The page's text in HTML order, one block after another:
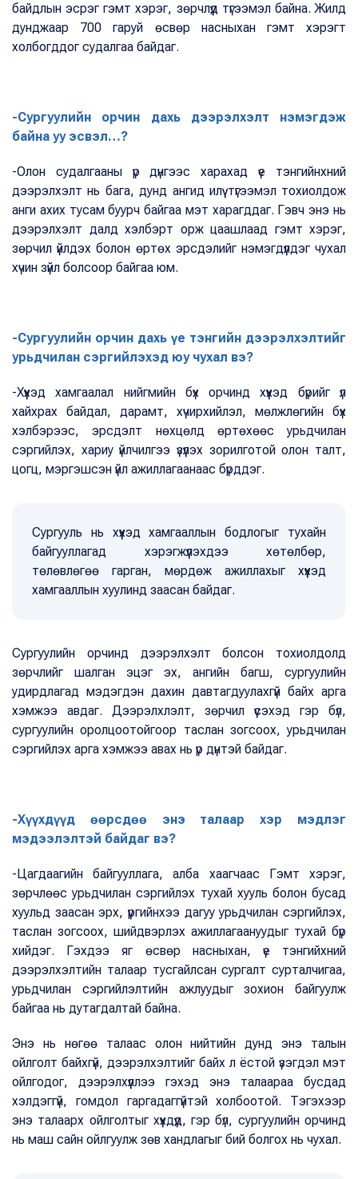
байдлын эсрэг гэмт хэрэг, зөрчлүүд түгээмэл байна. Жилд
дунджаар 700 гаруй өсвөр насныхан гэмт хэрэгт
холбогддог судалгаа байдаг.
-Сургуулийн орчин дахь дээрэлхэлт нэмэгдэж
байна уу эсвэл…?
-Олон судалгааны үр дүнгээс харахад үе тэнгийнхний
дээрэлхэлт нь бага, дунд ангид илүү түгээмэл тохиолдож
анги ахих тусам буурч байгаа мэт харагддаг. Гэвч энэ нь
дээрэлхэлт далд хэлбэрт орж цаашлаад гэмт хэрэг,
зөрчил үйлдэх болон өртөх эрсдэлийг нэмэгдүүлдэг чухал
хүчин зүйл болсоор байгаа юм.
-Сургуулийн орчин дахь үе тэнгийн дээрэлхэлтийг
урьдчилан сэргийлэхэд юу чухал вэ?
-Хүүхэд хамгаалал нийгмийн бүх орчинд хүүхэд бүрийг үл
хайхрах байдал, дарамт, хүчирхийлэл, мөлжлөгийн бүх
хэлбэрээс, эрсдэлт нөхцөлд өртөхөөс урьдчилан
сэргийлэх, хариу үйлчилгээ үзүүлэх зорилготой олон талт,
цогц, мэргэшсэн үйл ажиллагаанаас бүрддэг.
Сургууль нь хүүхэд хамгааллын бодлогыг тухайн
байгууллагад хэрэгжүүлэхдээ хөтөлбөр,
төлөвлөгөө гарган, мөрдөж ажиллахыг хүүхэд
хамгааллын хуулинд заасан байдаг.
Сургуулийн орчинд дээрэлхэлт болсон тохиолдолд
зөрчлийг шалган эцэг эх, ангийн багш, сургуулийн
удирдлагад мэдэгдэн дахин давтагдуулахгүй байх арга
хэмжээ авдаг. Дээрэлхлэлт, зөрчил үүсэхэд гэр бүл,
сургуулийн оролцоотойгоор таслан зогсоох, урьдчилан
сэргийлэх арга хэмжээ авах нь үр дүнтэй байдаг.
-Хүүхдүүд өөрсдөө энэ талаар хэр мэдлэг
мэдээлэлтэй байдаг вэ?
-Цагдаагийн байгууллага, алба хаагчаас Гэмт хэрэг,
зөрчлөөс урьдчилан сэргийлэх тухай хууль болон бусад
хуульд заасан эрх, үүргийнхээ дагуу урьдчилан сэргийлэх,
таслан зогсоох, шийдвэрлэх ажиллагаануудыг тухай бүр
хийдэг. Гэхдээ яг өсвөр насныхан, үе тэнгийхний
дээрэлхэлтийн талаар тусгайлсан сургалт сурталчигаа,
урьдчилан сэргийлэлтийн ажлуудыг зохион байгуулж
байгаа нь дутагдалтай байна.
Энэ нь нөгөө талаас олон нийтийн дунд энэ талын
ойлголт байхгүй, дээрэлхэлтийг байх л ёстой үзэгдэл мэт
ойлгодог, дээрэлхүүллээ гэхэд энэ талаараа бусдад
хэлдэггүй, гомдол гаргадаггүйтэй холбоотой. Тэгэхээр
энэ талаарх ойлголтыг хүүхдүүд, гэр бүл, сургуулийн орчинд
нь маш сайн ойлгуулж зөв хандлагыг бий болгох нь чухал.